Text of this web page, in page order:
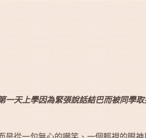
一天上學因為緊張說話結巴而被同